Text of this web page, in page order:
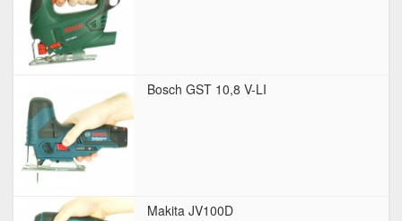
Bosch GST 10,8 V-LI
Makita JV100D